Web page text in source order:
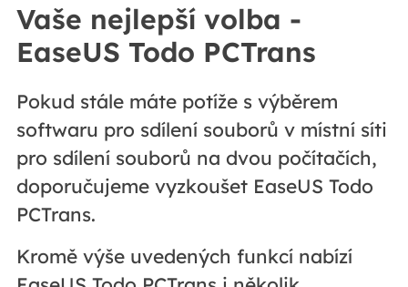
Vaše nejlepší volba -
EaseUS Todo PCTrans
Pokud stále máte potíže s výběrem
softwaru pro sdílení souborů v místní síti
pro sdílení souborů na dvou počítačích,
doporučujeme vyzkoušet EaseUS Todo
PCTrans.
Kromě výše uvedených funkcí nabízí